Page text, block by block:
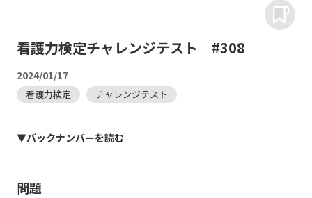
看護力検定チャレンジテスト｜#308
2024/01/17
看護力検定 チャレンジテスト
▼バックナンバーを読む
問題